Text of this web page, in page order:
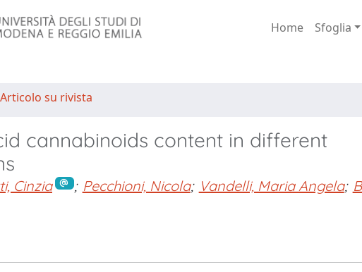
Home Sfoglia
Articolo su rivista
cannabinoids content in different
Cinzia ; Pecchioni, Nicola; Vandelli, Maria Angela;